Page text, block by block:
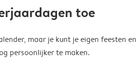
toe
maar je kunt je eigen feesten en
persoonlijker te maken.